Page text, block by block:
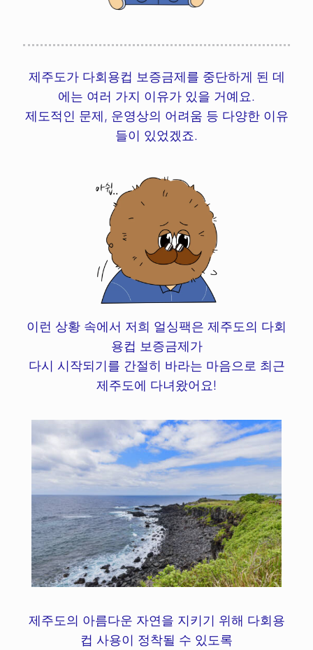
제주도가 다회용컵 보증금제를 중단하게 된 데
에는 여러 가지 이유가 있을 거예요.
제도적인 문제, 운영상의 어려움 등 다양한 이유
들이 있었겠죠.
이런 상황 속에서 저희 얼싱팩은 제주도의 다회
용컵 보증금제가
다시 시작되기를 간절히 바라는 마음으로 최근
제주도에 다녀왔어요!
제주도의 아름다운 자연을 지키기 위해 다회용
컵 사용이 정착될 수 있도록